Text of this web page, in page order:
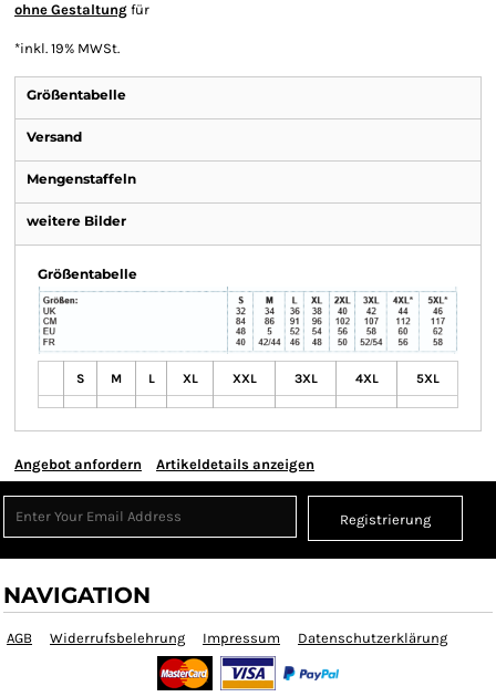
ohne Gestaltung für
*inkl. 19% MWSt.
Größentabelle
Versand
Mengenstaffeln
weitere Bilder
Größentabelle
S M L XL XXL 3XL 4XL 5XL
Angebot anfordern Artikeldetails anzeigen
Registrierung
NAVIGATION
AGB Widerrufsbelehrung Impressum Datenschutzerklärung